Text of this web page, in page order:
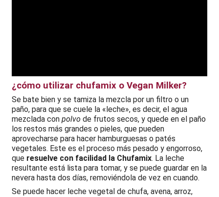
¿cómo utilizar chufamix o Vegan Milker?
Se bate bien y se tamiza la mezcla por un filtro o un
paño, para que se cuele la «leche», es decir, el agua
mezclada con polvo de frutos secos, y quede en el paño
los restos más grandes o pieles, que pueden
aprovecharse para hacer hamburguesas o patés
vegetales. Este es el proceso más pesado y engorroso,
que resuelve con facilidad la Chufamix. La leche
resultante está lista para tomar, y se puede guardar en la
nevera hasta dos días, removiéndola de vez en cuando.
Se puede hacer leche vegetal de chufa, avena, arroz,